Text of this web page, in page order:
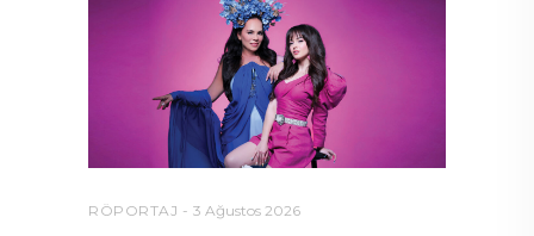
RÖPORTAJ 3 Ağustos 2026